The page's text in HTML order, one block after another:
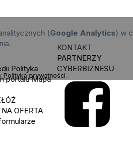
(Google Analytics) w
Polityka prywatności.
Polityka
portalu Mapa
OFERTA
KONTAKT
PARTNERZY
CYBERBIZNESU